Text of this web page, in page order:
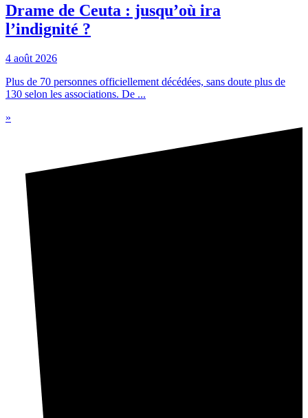
Drame de Ceuta : jusqu’où ira
l’indignité ?
4 août 2026
Plus de 70 personnes officiellement décédées, sans doute plus de
130 selon les associations. De ...
»